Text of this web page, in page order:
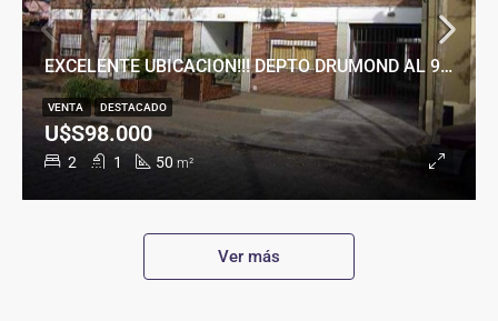
EXCELENTE UBICACION!!! DEPTO DRUMOND AL 900
2 1 50 m²
U$S98.000
VENTA DESTACADO
Ver más